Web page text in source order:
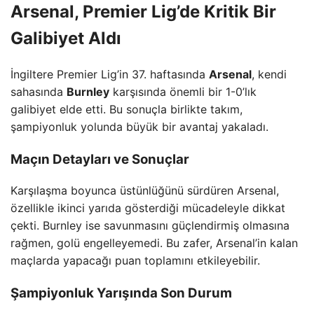
Arsenal, Premier Lig’de Kritik Bir
Galibiyet Aldı
İngiltere Premier Lig’in 37. haftasında Arsenal, kendi
sahasında Burnley karşısında önemli bir 1-0’lık
galibiyet elde etti. Bu sonuçla birlikte takım,
şampiyonluk yolunda büyük bir avantaj yakaladı.
Maçın Detayları ve Sonuçlar
Karşılaşma boyunca üstünlüğünü sürdüren Arsenal,
özellikle ikinci yarıda gösterdiği mücadeleyle dikkat
çekti. Burnley ise savunmasını güçlendirmiş olmasına
rağmen, golü engelleyemedi. Bu zafer, Arsenal’in kalan
maçlarda yapacağı puan toplamını etkileyebilir.
Şampiyonluk Yarışında Son Durum